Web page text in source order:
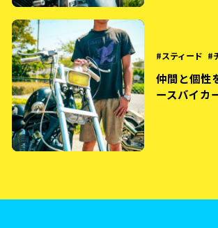
スティード
仲間と個性
ースバイカ